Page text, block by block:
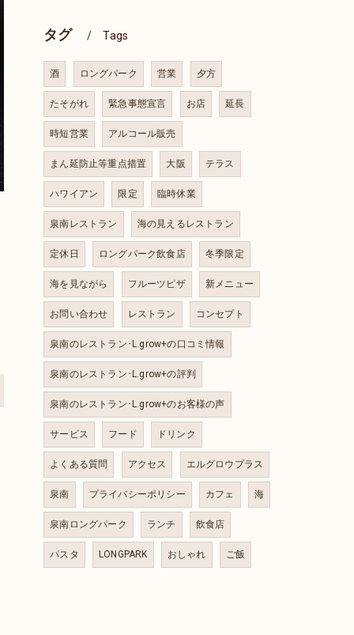
タグ Tags
酒 ロングパーク 営業 夕方
たそがれ 緊急事態宣言 お店 延長
時短営業 アルコール販売
まん延防止等重点措置 大阪 テラス
ハワイアン 限定 臨時休業
泉南レストラン 海の見えるレストラン
定休日 ロングパーク飲食店 冬季限定
海を見ながら フルーツピザ 新メニュー
お問い合わせ レストラン コンセプト
泉南のレストラン･L.grow+の口コミ情報
泉南のレストラン･L.grow+の評判
泉南のレストラン･L.grow+のお客様の声
サービス フード ドリンク
よくある質問 アクセス エルグロウプラス
泉南 プライバシーポリシー カフェ 海
泉南ロングパーク ランチ 飲食店
パスタ LONGPARK おしゃれ ご飯